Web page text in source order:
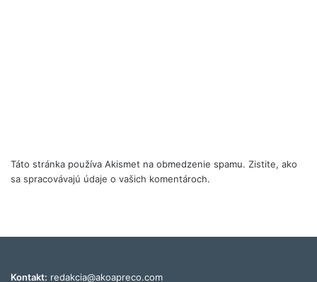
Táto stránka používa Akismet na obmedzenie spamu. Zistite, ako
sa spracovávajú údaje o vašich komentároch.
Kontakt: redakcia@akoapreco.com